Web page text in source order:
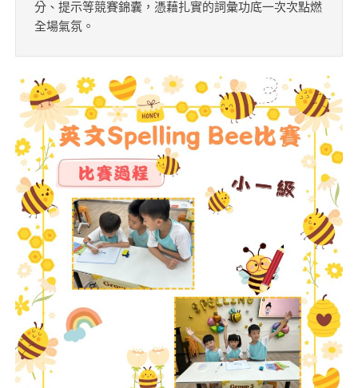
分、提示等競賽錦囊，憑藉扎實的詞彙功底一次次點燃
全場氣氛。